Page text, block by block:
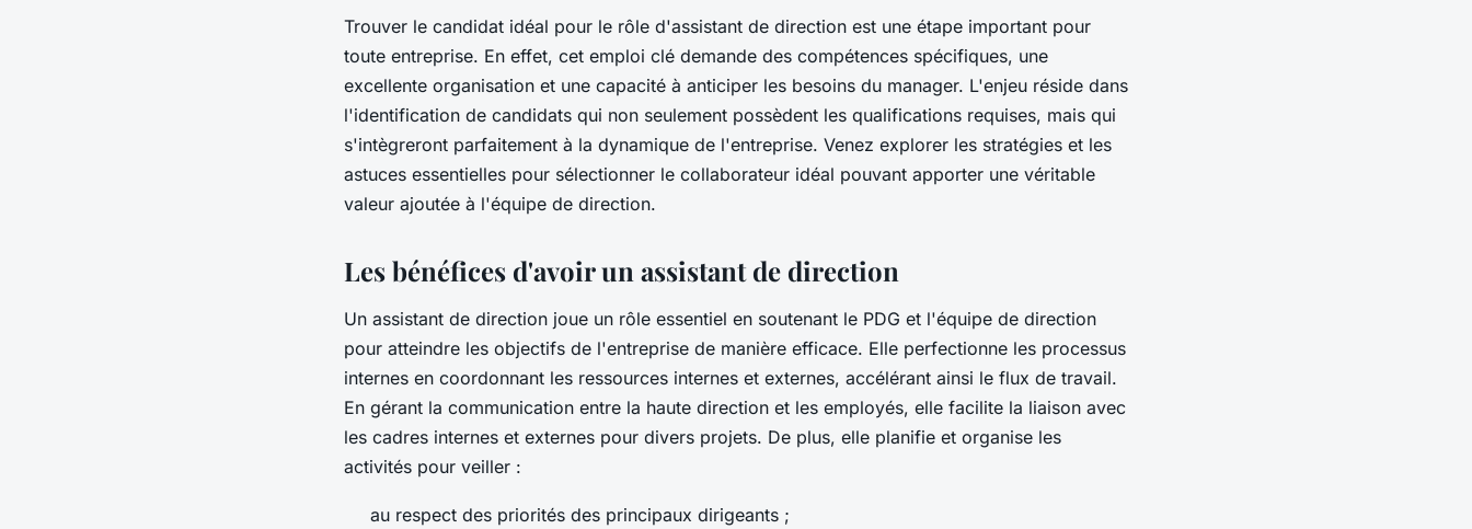
Trouver le candidat idéal pour le rôle d'assistant de direction est une étape important pour
toute entreprise. En effet, cet emploi clé demande des compétences spécifiques, une
excellente organisation et une capacité à anticiper les besoins du manager. L'enjeu réside dans
l'identification de candidats qui non seulement possèdent les qualifications requises, mais qui
s'intègreront parfaitement à la dynamique de l'entreprise. Venez explorer les stratégies et les
astuces essentielles pour sélectionner le collaborateur idéal pouvant apporter une véritable
valeur ajoutée à l'équipe de direction.
Les bénéfices d'avoir un assistant de direction
Un assistant de direction joue un rôle essentiel en soutenant le PDG et l'équipe de direction
pour atteindre les objectifs de l'entreprise de manière efficace. Elle perfectionne les processus
internes en coordonnant les ressources internes et externes, accélérant ainsi le flux de travail.
En gérant la communication entre la haute direction et les employés, elle facilite la liaison avec
les cadres internes et externes pour divers projets. De plus, elle planifie et organise les
activités pour veiller :
au respect des priorités des principaux dirigeants ;